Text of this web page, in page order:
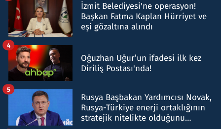
İzmit Belediyesi'ne operasyon!
Başkan Fatma Kaplan Hürriyet ve
eşi gözaltına alındı
Oğuzhan Uğur’un ifadesi ilk kez
Diriliş Postası'nda!
4
Rusya Başbakan Yardımcısı Novak,
Rusya-Türkiye enerji ortaklığının
stratejik nitelikte olduğunu
5